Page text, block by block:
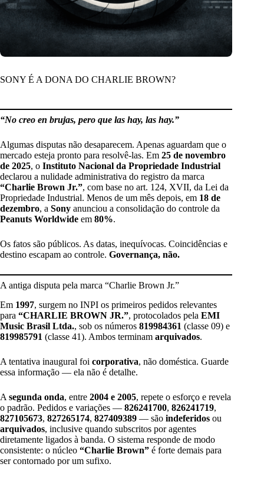
SONY É A DONA DO CHARLIE BROWN?
“No creo en brujas, pero que las hay, las hay.”
Algumas disputas não desaparecem. Apenas aguardam que o
mercado esteja pronto para resolvê-las. Em 25 de novembro
de 2025, o Instituto Nacional da Propriedade Industrial
declarou a nulidade administrativa do registro da marca
“Charlie Brown Jr.”, com base no art. 124, XVII, da Lei da
Propriedade Industrial. Menos de um mês depois, em 18 de
dezembro, a Sony anunciou a consolidação do controle da
Peanuts Worldwide em 80%.
Os fatos são públicos. As datas, inequívocas. Coincidências e
destino escapam ao controle. Governança, não.
A antiga disputa pela marca “Charlie Brown Jr.”
Em 1997, surgem no INPI os primeiros pedidos relevantes
para “CHARLIE BROWN JR.”, protocolados pela EMI
Music Brasil Ltda., sob os números 819984361 (classe 09) e
819985791 (classe 41). Ambos terminam arquivados.
A tentativa inaugural foi corporativa, não doméstica. Guarde
essa informação — ela não é detalhe.
A segunda onda, entre 2004 e 2005, repete o esforço e revela
o padrão. Pedidos e variações — 826241700, 826241719,
827105673, 827265174, 827409389 — são indeferidos ou
arquivados, inclusive quando subscritos por agentes
diretamente ligados à banda. O sistema responde de modo
consistente: o núcleo “Charlie Brown” é forte demais para
ser contornado por um sufixo.